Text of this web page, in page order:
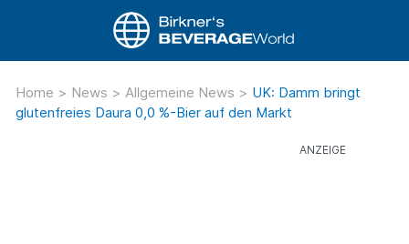
Home > News > Allgemeine News > UK: Damm bringt
glutenfreies Daura 0,0 %-Bier auf den Markt